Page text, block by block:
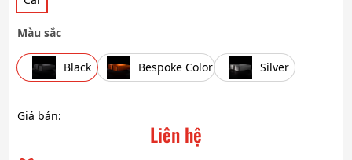
Màu sắc
Black Bespoke Color Silver
Giá bán:
Liên hệ